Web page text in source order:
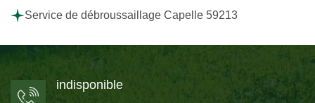
Service de débroussaillage Capelle 59213
indisponible